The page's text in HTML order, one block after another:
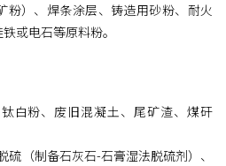
粉）、焊条涂层、铸造用砂粉、耐火
或电石等原料粉。
白粉、废旧混凝土、尾矿渣、煤矸
（制备石灰石-石膏湿法脱硫剂）、